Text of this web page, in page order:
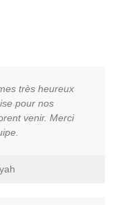
très heureux
pour nos
venir. Merci